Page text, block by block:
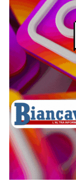
continuano a
compagni. Il
devozione
Ed è forse proprio
presenza dei
legame che unisce
comunità. Un filo
quest’anno più
celebrazione
solidarietà verso
©